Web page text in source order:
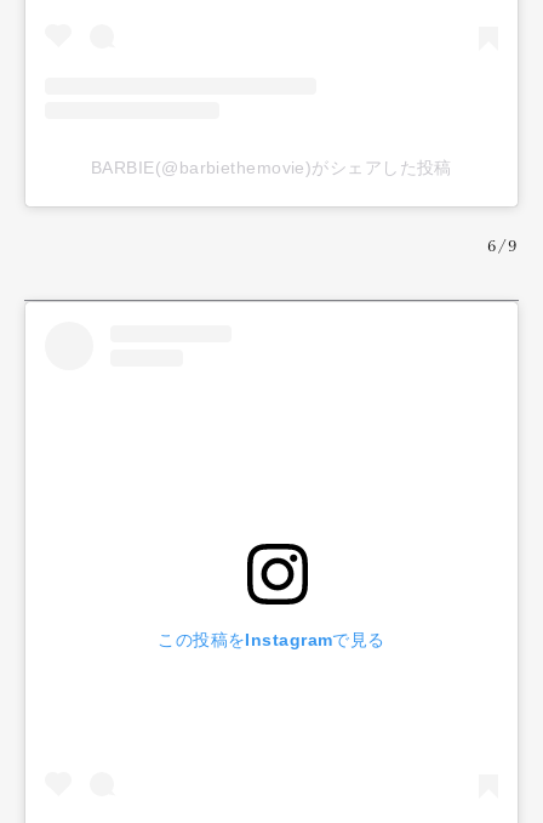
BARBIE(@barbiethemovie)がシェアした投稿
6/9
この投稿をInstagramで見る